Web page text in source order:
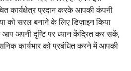
कार्यक्षेत्र प्रदान करके आपकी कंपनी
को सरल बनाने के लिए डिज़ाइन किया
अपनी दृष्टि पर ध्यान केंद्रित कर सकें,
कार्यभार को प्रबंधित करने में आपकी